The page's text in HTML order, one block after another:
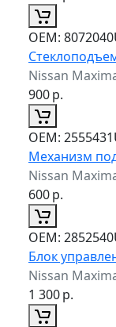
ОЕМ:
Nissan
900р.
ОЕМ:
Механизм
Nissan
600р.
ОЕМ:
Блок
Nissan
1 300р.